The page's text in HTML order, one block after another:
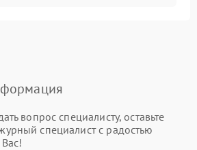
вопрос специалисту, оставьте
специалист с радостью